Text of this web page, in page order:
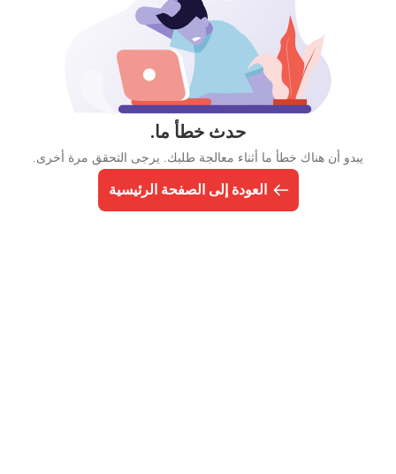
حدث خطأ ما.
يبدو أن هناك خطأ ما أثناء معالجة طلبك. يرجى التحقق مرة أخرى.
العودة إلى الصفحة الرئيسية